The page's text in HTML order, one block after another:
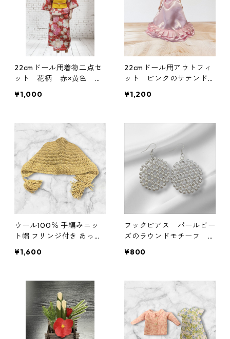
22cmドール用着物二点セ
ット 花柄 赤×黄色 ち
¥1,000
22cmドール用アウトフィ
ット ピンクのサテンドレ
¥1,200
ウール100％ 手編みニッ
ト帽 フリンジ付き あった
¥1,600
フックピアス パールビー
ズのラウンドモチーフ シ
¥800